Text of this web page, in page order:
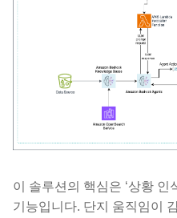
이 솔루션의 핵심은 ‘상황 인
기능입니다. 단지 움직임이